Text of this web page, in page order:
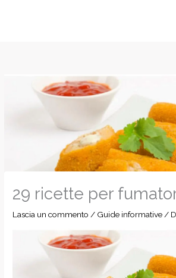
29 ricette per
Lascia un commento / Guide informative /